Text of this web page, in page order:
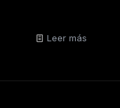
Leer más